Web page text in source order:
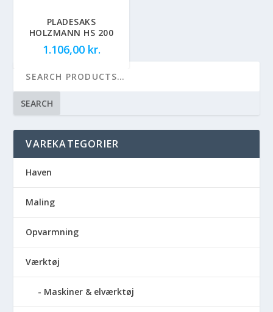
PLADESAKS
HOLZMANN HS 200
1.106,00 kr.
SEARCH
VAREKATEGORIER
Haven
Maling
Opvarmning
Værktøj
Maskiner & elværktøj